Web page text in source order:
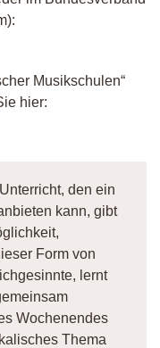
Musikschulen“
hier:
den ein
kann, gibt
Form von
lernt
Wochenendes
Thema